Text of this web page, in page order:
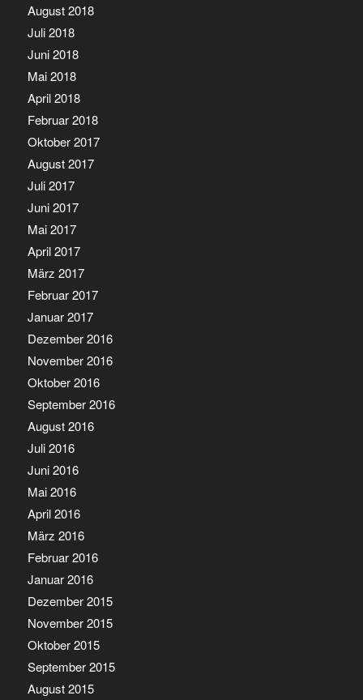
August 2018
Juli 2018
Juni 2018
Mai 2018
April 2018
Februar 2018
Oktober 2017
August 2017
Juli 2017
Juni 2017
Mai 2017
April 2017
März 2017
Februar 2017
Januar 2017
Dezember 2016
November 2016
Oktober 2016
September 2016
August 2016
Juli 2016
Juni 2016
Mai 2016
April 2016
März 2016
Februar 2016
Januar 2016
Dezember 2015
November 2015
Oktober 2015
September 2015
August 2015